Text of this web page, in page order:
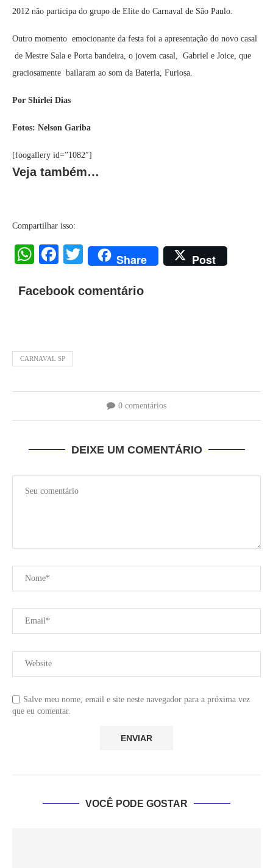
2012 não participa do grupo de Elite do Carnaval de São Paulo.
Outro momento emocionante da festa foi a apresentação do novo casal
de Mestre Sala e Porta bandeira, o jovem casal, Gabriel e Joice, que
graciosamente bailaram ao som da Bateria, Furiosa.
Por Shirlei Dias
Fotos: Nelson Gariba
[foogallery id=”1082″]
Veja também…
Compartilhar isso:
WhatsApp
Facebook
Twitter
Share Post
Facebook comentário
CARNAVAL SP
0 comentários
DEIXE UM COMENTÁRIO
Salve meu nome, email e site neste navegador para a próxima vez
que eu comentar.
VOCÊ PODE GOSTAR